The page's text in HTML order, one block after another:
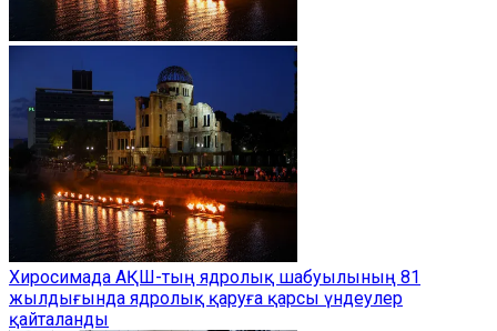
Хиросимада АҚШ-тың ядролық шабуылының 81
жылдығында ядролық қаруға қарсы үндеулер
қайталанды